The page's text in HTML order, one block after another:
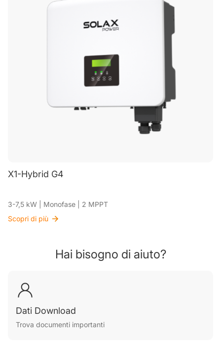
X1-Hybrid G4
3-7,5 kW | Monofase | 2 MPPT
Scopri di più
Hai bisogno di aiuto?
Dati Download
Trova documenti importanti